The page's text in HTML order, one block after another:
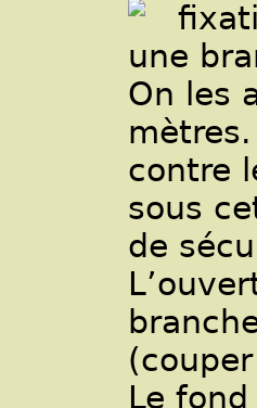
On les
contre
sous
de
Le